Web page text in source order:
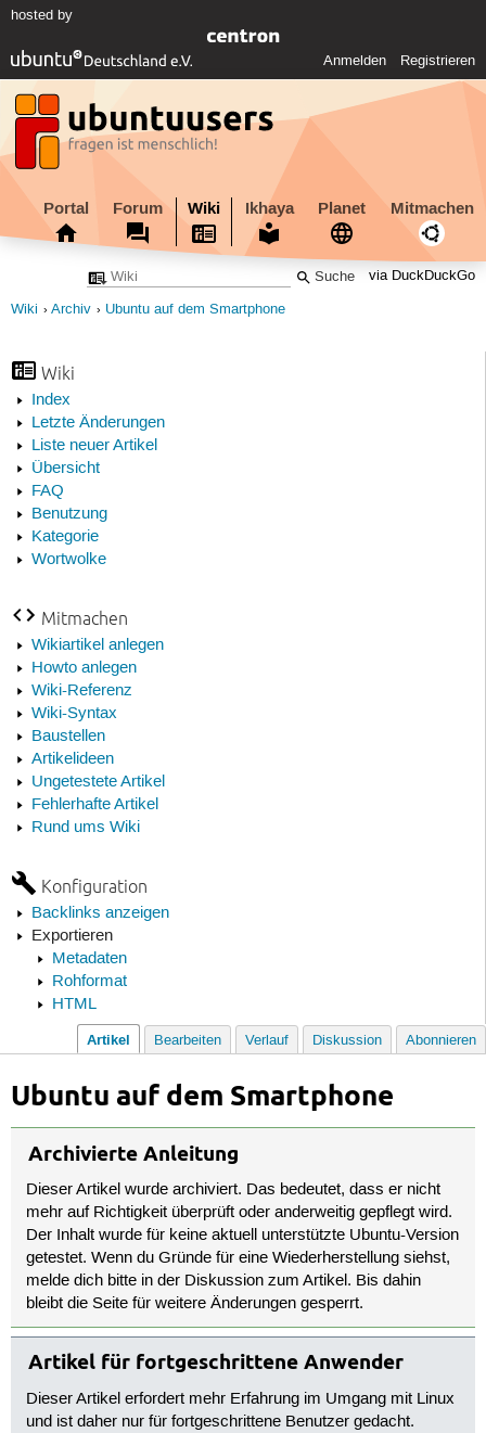
hosted by
Anmelden Registrieren
Portal Forum Wiki Ikhaya Planet Mitmachen
via DuckDuckGo
Wiki Archiv Ubuntu auf dem Smartphone
Wiki
Index
Letzte Änderungen
Liste neuer Artikel
Übersicht
FAQ
Benutzung
Kategorie
Wortwolke
Mitmachen
Wikiartikel anlegen
Howto anlegen
Wiki-Referenz
Wiki-Syntax
Baustellen
Artikelideen
Ungetestete Artikel
Fehlerhafte Artikel
Rund ums Wiki
Konfiguration
Backlinks anzeigen
Exportieren
Metadaten
Rohformat
HTML
Artikel Bearbeiten Verlauf Diskussion Abonnieren
Ubuntu auf dem Smartphone
Archivierte Anleitung
Dieser Artikel wurde archiviert. Das bedeutet, dass er nicht
mehr auf Richtigkeit überprüft oder anderweitig gepflegt wird.
Der Inhalt wurde für keine aktuell unterstützte Ubuntu-Version
getestet. Wenn du Gründe für eine Wiederherstellung siehst,
melde dich bitte in der Diskussion zum Artikel. Bis dahin
bleibt die Seite für weitere Änderungen gesperrt.
Artikel für fortgeschrittene Anwender
Dieser Artikel erfordert mehr Erfahrung im Umgang mit Linux
und ist daher nur für fortgeschrittene Benutzer gedacht.